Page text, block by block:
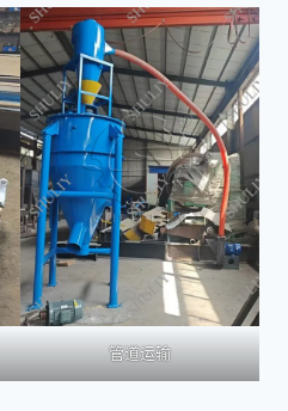
管道运输